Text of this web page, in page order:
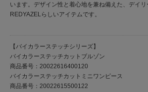
います。デザイン性と着心地を兼ね備えた、デイ
REDYAZELらしいアイテムです。
【バイカラーステッチシリーズ】
バイカラーステッチカットブルゾン
商品番号：20022616400120
バイカラーステッチカットミニワンピース
商品番号：20022615500122